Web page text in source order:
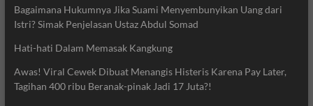
Bagaimana Hukumnya Jika Suami Menyembunyikan Uang dari
Istri? Simak Penjelasan Ustaz Abdul Somad
Hati-hati Dalam Memasak Kangkung
Awas! Viral Cewek Dibuat Menangis Histeris Karena Pay Later,
Tagihan 400 ribu Beranak-pinak Jadi 17 Juta?!